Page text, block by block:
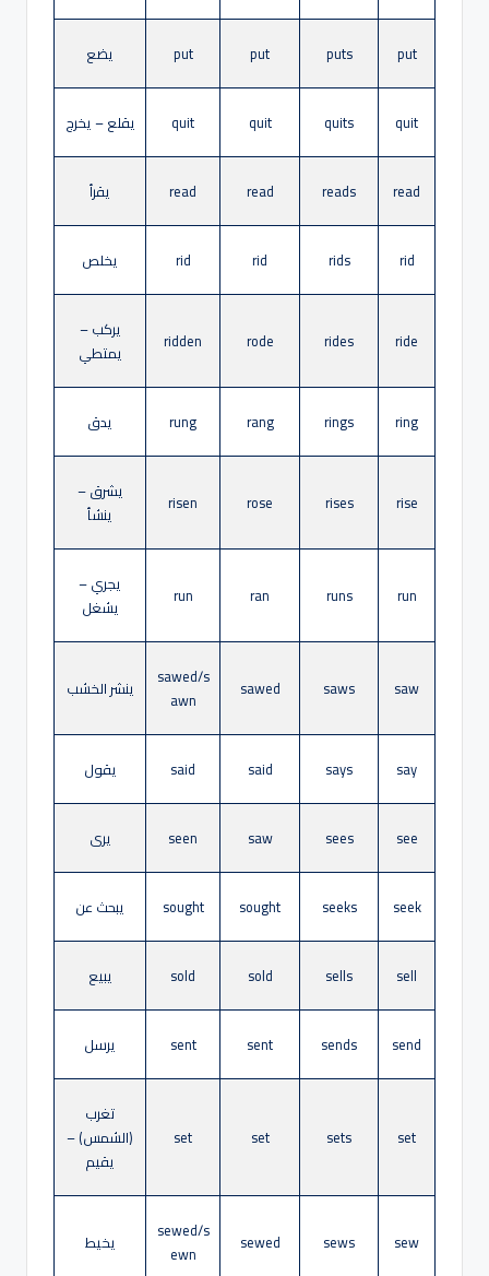
put
puts
put
put يضع
quit
quits
quit
quit يقلع – يخرج
read
reads
read
read يقرأ
rid
rids
rid
rid يخلص
ride
rides
rode
ridden
يركب –
يمتطي
ring
rings
rang
rung يدق
rise
rises
rose
risen
يشرق –
ينشأ
run
runs
ran
run
يجري –
يشغل
saw
saws
sawed
sawed/s
awn
ينشر الخشب
say
says
said
said يقول
see
sees
saw
seen يرى
seek
seeks
sought
sought يبحث عن
sell
sells
sold
sold يبيع
send
sends
sent
sent يرسل
set
sets
set
set
تغرب
(الشمس) –
يقيم
sew
sews
sewed
sewed/s
ewn
يخيط